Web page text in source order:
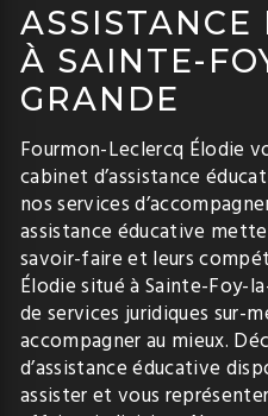
ASSISTANCE
À SAINTE-
GRANDE
Fourmon-Leclercq Élodie
cabinet d’assistance
nos services
assistance éducative
savoir-faire et leurs
Élodie situé à Sainte-Foy-
de services juridiques sur-
accompagner au mieux.
d’assistance éducative
assister et vous